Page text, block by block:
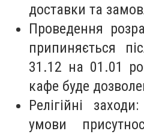
доставки та
Проведення
припиняється
31.12 на 01.01
кафе буде
Релігійні
умови